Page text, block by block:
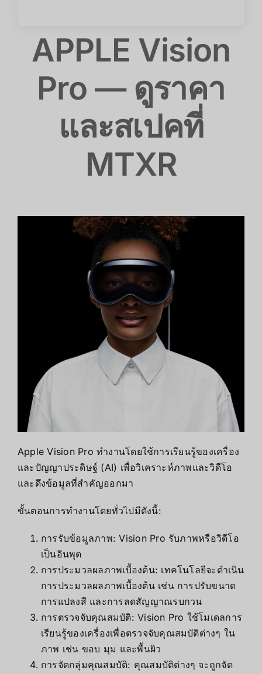
APPLE Vision
Pro — ดูราคา
และสเปคที่
MTXR
Apple Vision Pro ทำงานโดยใช้การเรียนรู้ของเครื่อง
และปัญญาประดิษฐ์ (AI) เพื่อวิเคราะห์ภาพและวิดีโอ
และดึงข้อมูลที่สำคัญออกมา
ขั้นตอนการทำงานโดยทั่วไปมีดังนี้:
การรับข้อมูลภาพ: Vision Pro รับภาพหรือวิดีโอ
เป็นอินพุต
การประมวลผลภาพเบื้องต้น: เทคโนโลยีจะดำเนิน
การประมวลผลภาพเบื้องต้น เช่น การปรับขนาด
การแปลงสี และการลดสัญญาณรบกวน
การตรวจจับคุณสมบัติ: Vision Pro ใช้โมเดลการ
เรียนรู้ของเครื่องเพื่อตรวจจับคุณสมบัติต่างๆ ใน
ภาพ เช่น ขอบ มุม และพื้นผิว
การจัดกลุ่มคุณสมบัติ: คุณสมบัติต่างๆ จะถูกจัด